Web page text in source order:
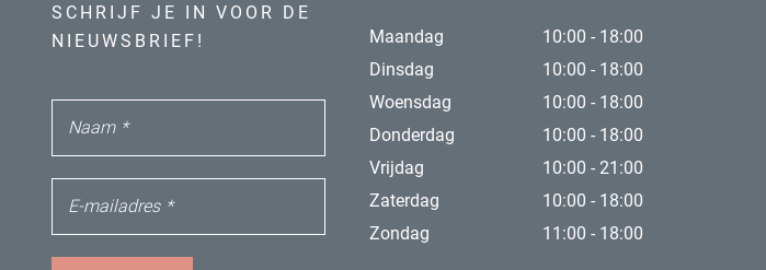
SCHRIJF JE IN VOOR DE
NIEUWSBRIEF!
Naam *
E-mailadres *
Maandag
10:00 - 18:00
Dinsdag
10:00 - 18:00
Woensdag
10:00 - 18:00
Donderdag
10:00 - 18:00
Vrijdag
10:00 - 21:00
Zaterdag
10:00 - 18:00
Zondag
11:00 - 18:00